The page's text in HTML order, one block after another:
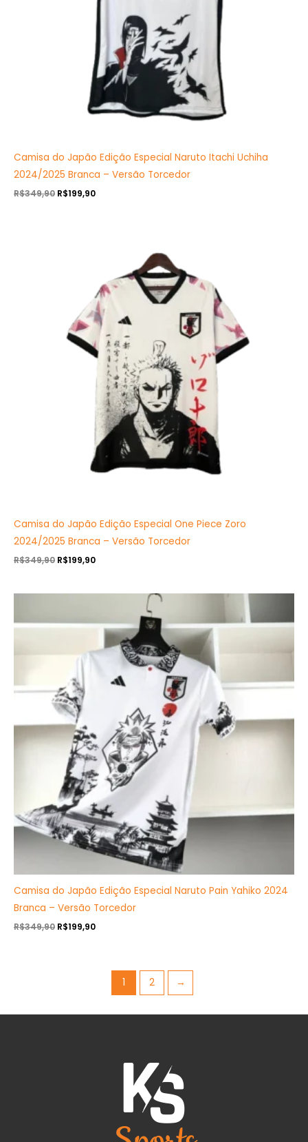
Camisa do Japão Edição Especial Naruto Itachi Uchiha
2024/2025 Branca – Versão Torcedor
R$349,90 R$199,90
Camisa do Japão Edição Especial One Piece Zoro
2024/2025 Branca – Versão Torcedor
R$349,90 R$199,90
R$199,90.
Camisa do Japão Edição Especial Naruto Pain Yahiko 2024
Branca – Versão Torcedor
R$349,90
era:
R$199,90
R$199,90.
1 2 →